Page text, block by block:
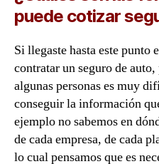
puede cotizar
Si llegaste hasta este punto
contratar un seguro de
algunas personas es muy
conseguir la información
ejemplo no sabemos en
de cada empresa, de cada
lo cual pensamos que es